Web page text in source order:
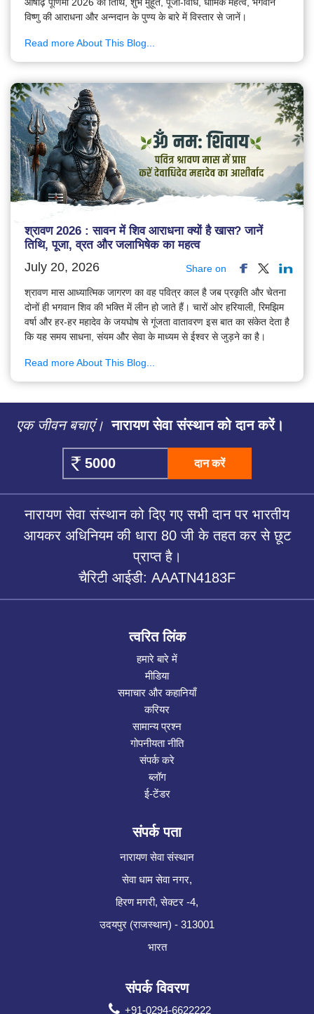
विष्णु की आराधना और अन्नदान के पुण्य के बारे में विस्तार से जानें।
Read more About This Blog...
श्रावण 2026 : सावन में शिव आराधना क्यों है खास? जानें
तिथि, पूजा, व्रत और जलाभिषेक का महत्व
July 20, 2026 Share on
श्रावण मास आध्यात्मिक जागरण का वह पवित्र काल है जब प्रकृति और चेतना
दोनों ही भगवान शिव की भक्ति में लीन हो जाते हैं। चारों ओर हरियाली, रिमझिम
वर्षा और हर-हर महादेव के जयघोष से गूंजता वातावरण इस बात का संकेत देता है
कि यह समय साधना, संयम और सेवा के माध्यम से ईश्वर से जुड़ने का है।
Read more About This Blog...
एक जीवन बचाएं। नारायण सेवा संस्थान को दान करें।
दान करें
नारायण सेवा संस्थान को दिए गए सभी दान पर भारतीय
आयकर अधिनियम की धारा 80 जी के तहत कर से छूट
प्राप्त है।
चैरिटी आईडी: AAATN4183F
त्वरित लिंक
हमारे बारे में
मीडिया
समाचार और कहानियाँ
करियर
सामान्य प्रश्न
गोपनीयता नीति
संपर्क करे
ब्लॉग
ई-टेंडर
संपर्क पता
नारायण सेवा संस्थान
सेवा धाम सेवा नगर,
हिरण मगरी, सेक्टर -4,
उदयपुर (राजस्थान) - 313001
भारत
संपर्क विवरण
+91-0294-6622222